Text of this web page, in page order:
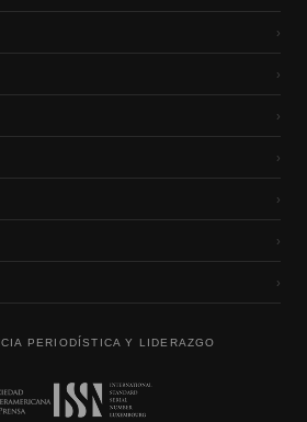
›
›
›
›
›
›
›
PERIODÍSTICA Y LIDERAZGO